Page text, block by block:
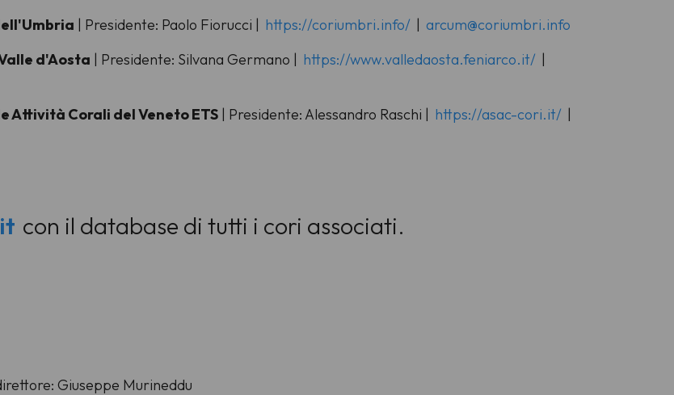
| Presidente: Paolo Fiorucci | https://coriumbri.info/ | arcum@coriumbri.info
d'Aosta | Presidente: Silvana Germano | https://www.valledaosta.feniarco.it/ |
Attività Corali del Veneto ETS | Presidente: Alessandro Raschi | https://asac-cori.it/ |
con il database di tutti i cori associati.
Giuseppe Murineddu